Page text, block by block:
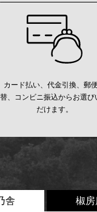
カード払い、代金引換、郵
替、コンビニ振込からお選び
だけます。
舎 椒房